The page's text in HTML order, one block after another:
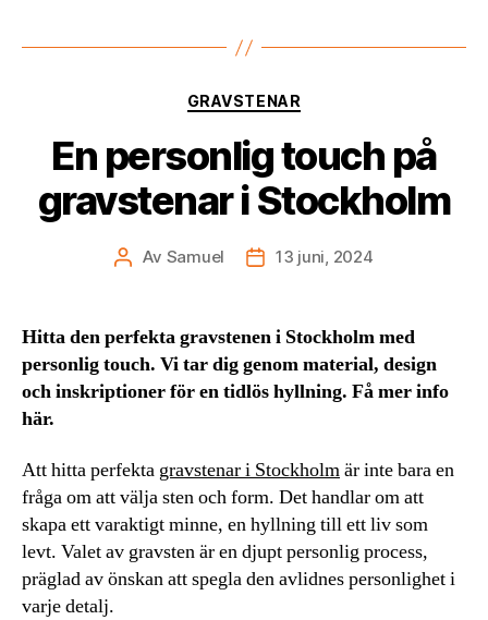
Kategorier
GRAVSTENAR
En personlig touch på
gravstenar i Stockholm
Inläggsförfattare
Av Samuel Inläggsdatum
13 juni, 2024
Hitta den perfekta gravstenen i Stockholm med
personlig touch. Vi tar dig genom material, design
och inskriptioner för en tidlös hyllning. Få mer info
här.
Att hitta perfekta gravstenar i Stockholmär inte bara en
fråga om att välja sten och form. Det handlar om att
skapa ett varaktigt minne, en hyllning till ett liv som
levt. Valet av gravsten är en djupt personlig process,
präglad av önskan att spegla den avlidnes personlighet i
varje detalj.